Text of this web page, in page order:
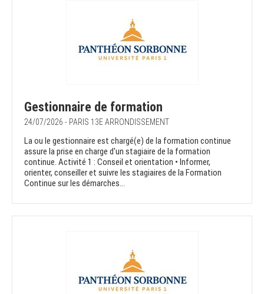
Gestionnaire de formation
24/07/2026 - PARIS 13E ARRONDISSEMENT
La ou le gestionnaire est chargé(e) de la formation continue
assure la prise en charge d'un stagiaire de la formation
continue. Activité 1 : Conseil et orientation • Informer,
orienter, conseiller et suivre les stagiaires de la Formation
Continue sur les démarches...